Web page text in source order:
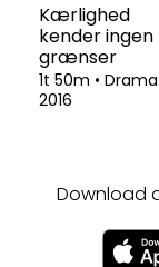
Kærlighed
kender ingen
grænser
1t 50m • Drama
2016
Download